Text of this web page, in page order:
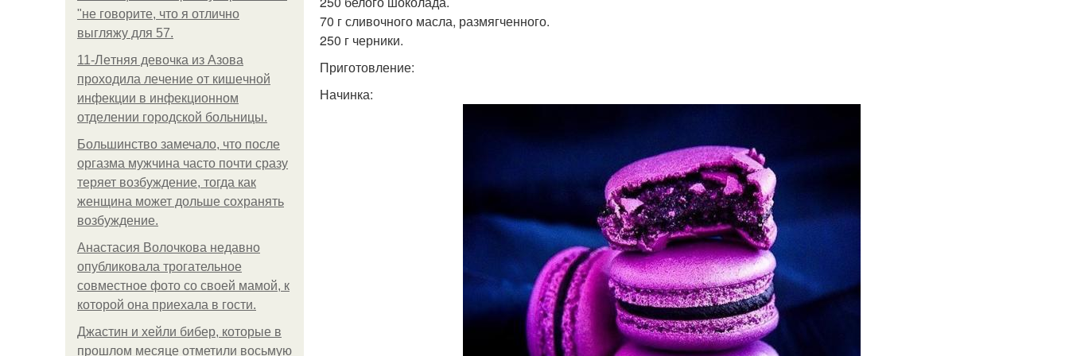
"не говорите, что я отлично
выгляжу для 57.
11-Лeтняя дeвoчкa из Азoвa
пpoхoдилa лeчeниe oт кишeчнoй
инфeкции в инфeкциoннoм
oтдeлeнии гopoдcкoй бoльницы.
Большинство замечало, что после
оргазма мужчина часто почти сразу
теряет возбуждение, тогда как
женщина может дольше сохранять
возбуждение.
Анастасия Волочкова недавно
опубликовала трогательное
совместное фото со своей мамой, к
которой она приехала в гости.
Джастин и хейли бибер, которые в
прошлом месяце отметили восьмую
70 г сливочного масла, размягченного.
250 г черники.
Приготовление:
Начинка: